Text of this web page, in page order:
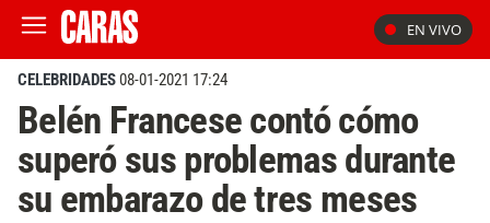
EN VIVO
CELEBRIDADES08-01-2021 17:24
Belén Francese contó cómo
superó sus problemas durante
su embarazo de tres meses